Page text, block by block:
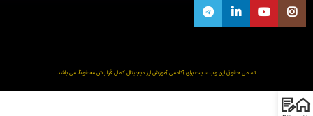
تمامی حقوق این وب سایت برای آکادمی آموزش ارز دیجیتال کمال قزلباش محفوظ می باشد